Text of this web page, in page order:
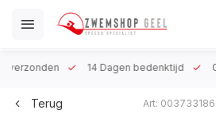
verzonden 14 Dagen bedenktijd
Terug Art: